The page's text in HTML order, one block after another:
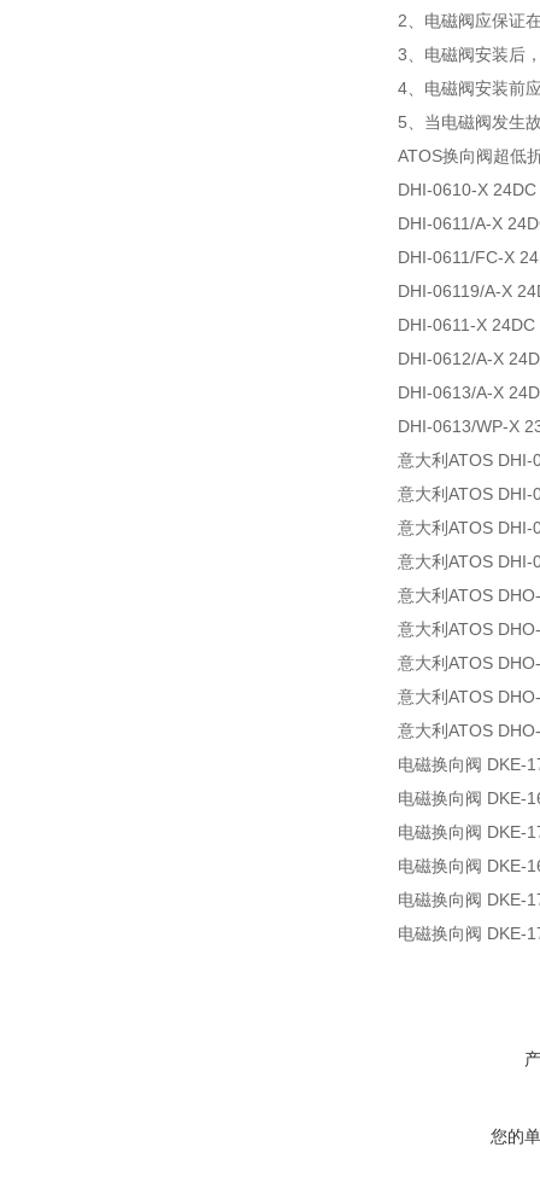
2、电磁阀应保证
3、电磁阀安装后
4、电磁阀安装前
5、当电磁阀发生
ATOS换向阀超低
DHI-
DHI-0611/A-X
DHI-0611/
DHI-06119/A-X
DHI-0611-
DHI-0612/A-X
DHI-0613/A-
DHI-0613/WP-X
意大利ATOS DHI-
意大利ATOS
意大利ATOS
意大利ATOS DHI-
意大利ATOS
意大利ATOS
意大利ATOS
意大利ATOS
意大利ATOS
电磁换向阀 DKE-
电磁换向阀 DKE-
电磁换向阀 DKE-
电磁换向阀 DKE-
电磁换向阀 DKE-
电磁换向阀 DKE-
您的